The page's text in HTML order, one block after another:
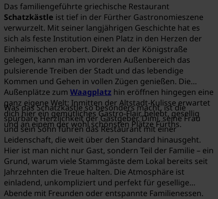
Das familiengeführte griechische Restaurant
Schatzkästle ist tief in der Fürther Gastronomieszene
verwurzelt. Mit seiner langjährigen Geschichte hat es
sich als feste Institution einen Platz in den Herzen der
Einheimischen erobert. Direkt an der Königstraße
gelegen, kann man im vorderen Außenbereich das
pulsierende Treiben der Stadt und das lebendige
Kommen und Gehen in vollen Zügen genießen. Die
Außenplätze zum Waagplatz hin eröffnen hingegen eine
ganz eigene Welt: Inmitten der Altstadt-Kulisse erwartet
dich hier ein gemütliches Gastro-Flair, belebt, gesellig
und an einem der wohl schönsten Plätze Fürths.
Was das Schatzkästle so besonders macht, ist die
spürbare Herzlichkeit der Gastgeber. Dimi, seine Frau
und sein Sohn führen das Restaurant mit einer
Leidenschaft, die weit über den Standard hinausgeht.
Hier ist man nicht nur Gast, sondern Teil der Familie – ein
Grund, warum viele Stammgäste dem Lokal bereits seit
Jahrzehnten die Treue halten. Die Atmosphäre ist
einladend, unkompliziert und perfekt für gesellige
Abende mit Freunden oder entspannte Familienessen.